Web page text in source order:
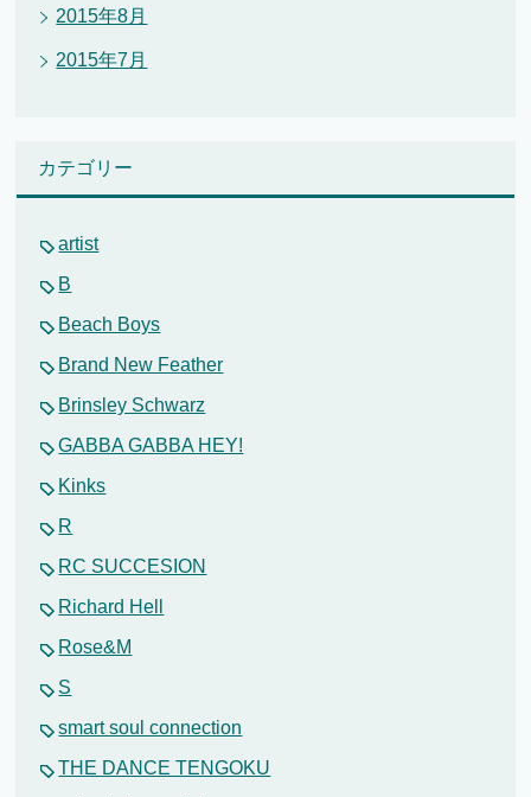
2015年8月
2015年7月
カテゴリー
artist
B
Beach Boys
Brand New Feather
Brinsley Schwarz
GABBA GABBA HEY!
Kinks
R
RC SUCCESION
Richard Hell
Rose&M
S
smart soul connection
THE DANCE TENGOKU